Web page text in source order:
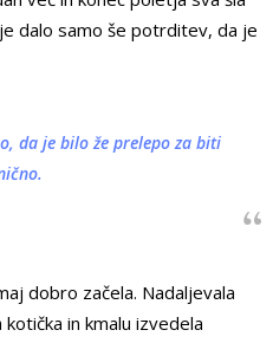
dalo samo še potrditev, da je
da je bilo že prelepo za biti
dobro začela. Nadaljevala
in kmalu izvedela